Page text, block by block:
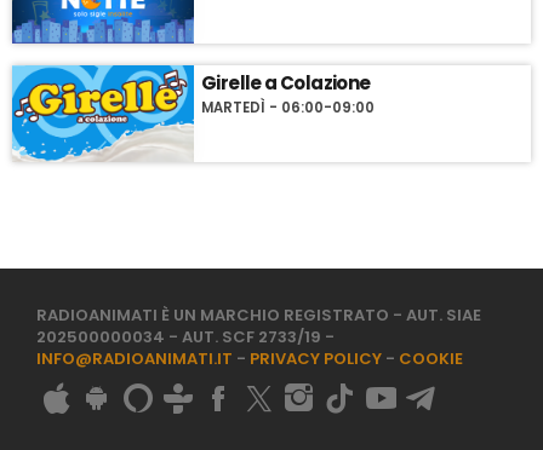
Girelle a Colazione
MARTEDÌ - 06:00-09:00
RADIOANIMATI È UN MARCHIO REGISTRATO - AUT. SIAE
202500000034 - AUT. SCF 2733/19 -
INFO@RADIOANIMATI.IT - PRIVACY POLICY - COOKIE